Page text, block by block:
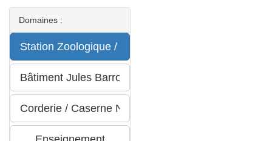
Domaines :